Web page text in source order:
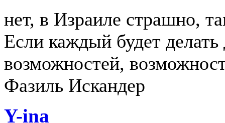
нет, в Израиле страшно,
Если каждый будет
возможностей,
Фазиль Искандер
Y-ina